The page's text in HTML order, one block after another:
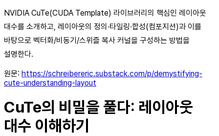
NVIDIA CuTe(CUDA Template) 라이브러리의 핵심인 레이아웃
대수를 소개하고, 레이아웃의 정의·타일링·합성(컴포지션)과 이를
바탕으로 벡터화/비동기/스위즐 복사 커널을 구성하는 방법을
설명한다.
원문: https://schreibereric.substack.com/p/demystifying-
cute-understanding-layout
CuTe의 비밀을 풀다: 레이아웃
대수 이해하기